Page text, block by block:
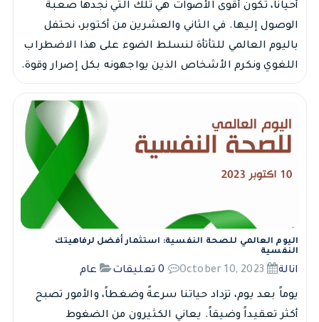
أحيانًا، تكون أقوى الأصوات هي تلك التي نجدها صعبة
الوصول إليها. في الثاني والعشرين من أكتوبر، نحتفل
باليوم العالمي للتأتأة لنسلط الضوء على هذا الاضطراب
اللغوي ونكرم الأشخاص الذين يواجهونه بكل إصرار وقوة.
اليوم العالمي للصحة النفسية: استثمار أفضل لرفاهيتك
النفسية
انالة 0 تعليقات عام
يوماً بعد يوم، تزداد حياتنا سرعةً وضغطاً، والأمور تصبح
أكثر تعقيداً وضيقاً. يعاني الكثيرون من الضغوط